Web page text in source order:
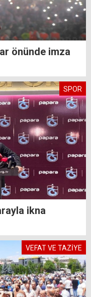
önünde imza
SPOR
ikna
VEFAT VE TAZİYE